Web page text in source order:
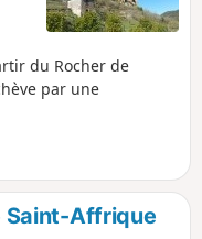
du Rocher de
par une
Saint-Affrique